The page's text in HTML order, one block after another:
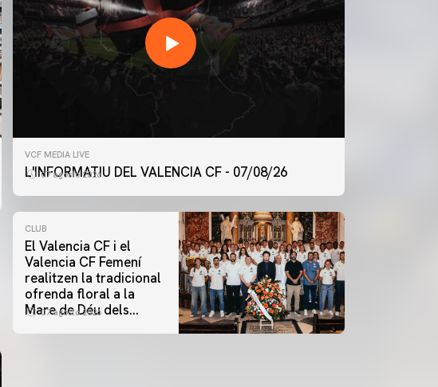
VCF MEDIA LIVE
L'INFORMATIU DEL VALENCIA CF - 07/08/26
07 agosto 2026
CLUB
El Valencia CF i el
Valencia CF Femení
realitzen la tradicional
ofrenda floral a la
Mare de Déu dels
07 agosto 2026